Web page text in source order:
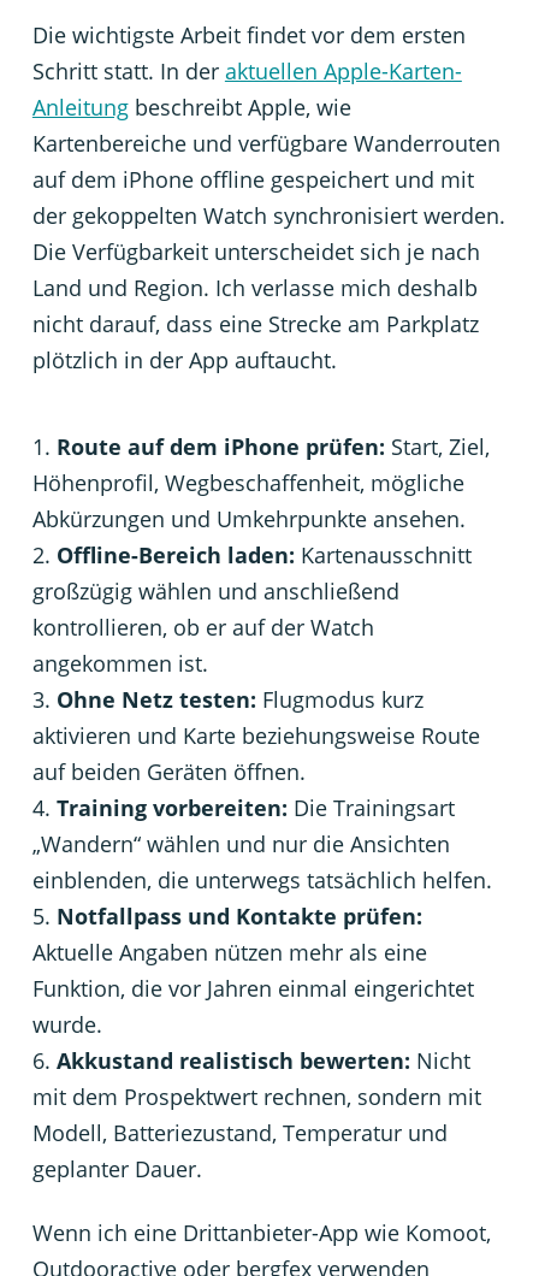
Die wichtigste Arbeit findet vor dem ersten
Schritt statt. In der aktuellen Apple-Karten-
Anleitungbeschreibt Apple, wie
Kartenbereiche und verfügbare Wanderrouten
auf dem iPhone offline gespeichert und mit
der gekoppelten Watch synchronisiert werden.
Die Verfügbarkeit unterscheidet sich je nach
Land und Region. Ich verlasse mich deshalb
nicht darauf, dass eine Strecke am Parkplatz
plötzlich in der App auftaucht.
Route auf dem iPhone prüfen: Start, Ziel,
Höhenprofil, Wegbeschaffenheit, mögliche
Abkürzungen und Umkehrpunkte ansehen.
Offline-Bereich laden: Kartenausschnitt
großzügig wählen und anschließend
kontrollieren, ob er auf der Watch
angekommen ist.
Ohne Netz testen: Flugmodus kurz
aktivieren und Karte beziehungsweise Route
auf beiden Geräten öffnen.
Training vorbereiten: Die Trainingsart
„Wandern“ wählen und nur die Ansichten
einblenden, die unterwegs tatsächlich helfen.
Notfallpass und Kontakte prüfen:
Aktuelle Angaben nützen mehr als eine
Funktion, die vor Jahren einmal eingerichtet
wurde.
Akkustand realistisch bewerten: Nicht
mit dem Prospektwert rechnen, sondern mit
Modell, Batteriezustand, Temperatur und
geplanter Dauer.
Wenn ich eine Drittanbieter-App wie Komoot,
Outdooractive oder bergfex verwenden